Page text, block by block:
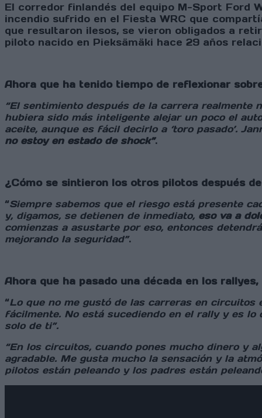
El corredor finlandés del equipo M-Sport Ford
incendio sufrido en el Fiesta WRC que
que resultaron ilesos, se vieron obligados a
piloto nacido en Pieksämäki hace 29 años
Ahora que ha tenido tiempo de reflexionar
“El sentimiento después de la carrera realmente
hubiera sido más inteligente alejar un poco el
aceite, aunque es fácil decirlo a ‘toro pasado’.
no estoy en estado de shock”.
¿Cómo se sintieron los otros pilotos después
“Siempre sabemos que el riesgo está presente
y, digamos, se detienen de inmediato, eso va a
comienzas a asustarte por eso, entonces
mejorando la seguridad”.
Ahora que ha pasado una década en los
“Lo que no me gustó de las carreras en
fácilmente. No está sucediendo en el rally y es
solo de ti”.
“En los circuitos, cuando pones mucho dinero y
agradable. Me gusta mucho la sensación y la
pilotos están peleando y los padres están